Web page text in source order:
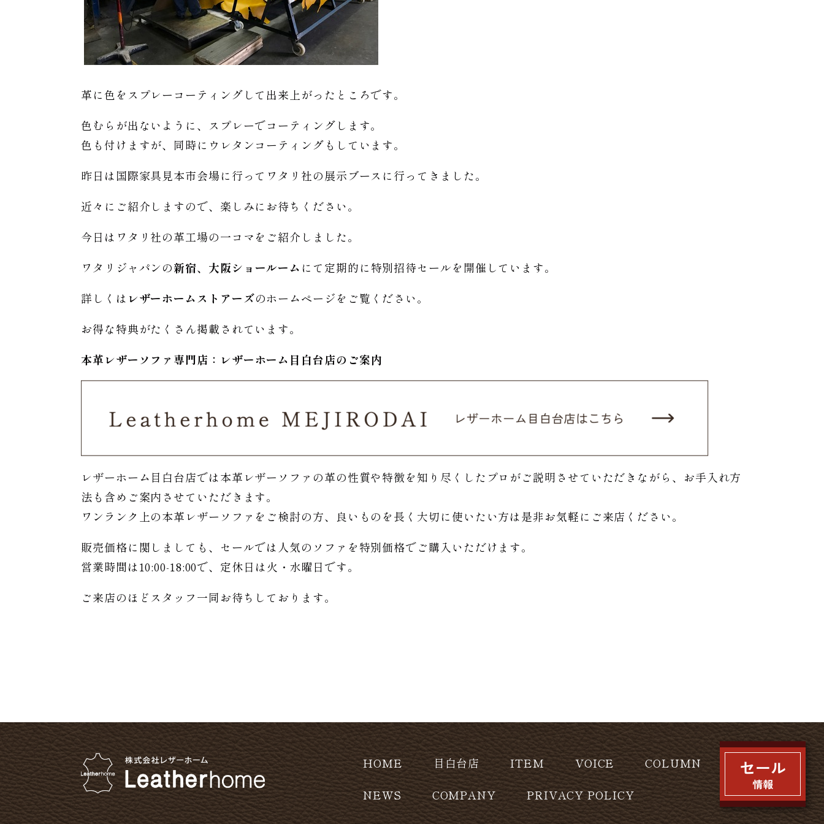
革に色をスプレーコーティングして出来上がったところです。
色むらが出ないように、スプレーでコーティングします。
色も付けますが、同時にウレタンコーティングもしています。
昨日は国際家具見本市会場に行ってワタリ社の展示ブースに行ってきました。
近々にご紹介しますので、楽しみにお待ちください。
今日はワタリ社の革工場の一コマをご紹介しました。
ワタリジャパンの新宿、大阪ショールーム にて定期的に特別招待セールを開催しています。
詳しくは レザーホームストアーズのホームページをご覧ください。
お得な特典がたくさん掲載されています。
本革レザーソファ専門店：レザーホーム 目白台店のご案内
レザーホーム目白台店では本革レザーソファの革の性質や特徴を知り尽くしたプロがご説明させていただきながら、お手入れ方
法も含めご案内させていただきます。
ワンランク上の本革レザーソファをご検討の方、良いものを長く大切に使いたい方は是非お気軽にご来店ください。
販売価格に関しましても、セールでは人気のソファを特別価格でご購入いただけます。
営業時間は10:00-18:00で、定休日は火・水曜日です。
ご来店のほどスタッフ一同お待ちしております。
HOME 目白台店 ITEM VOICE
COLUMN
NEWS
COMPANY PRIVACY POLICY